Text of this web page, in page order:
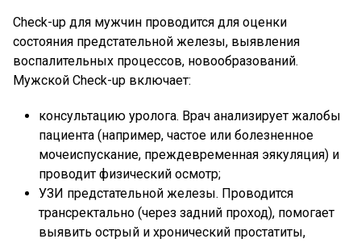
Check-up для мужчин проводится для оценки
состояния предстательной железы, выявления
воспалительных процессов, новообразований.
Мужской Check-up включает:
консультацию уролога. Врач анализирует жалобы
пациента (например, частое или болезненное
мочеиспускание, преждевременная эякуляция) и
проводит физический осмотр;
УЗИ предстательной железы. Проводится
трансректально (через задний проход), помогает
выявить острый и хронический простатиты,